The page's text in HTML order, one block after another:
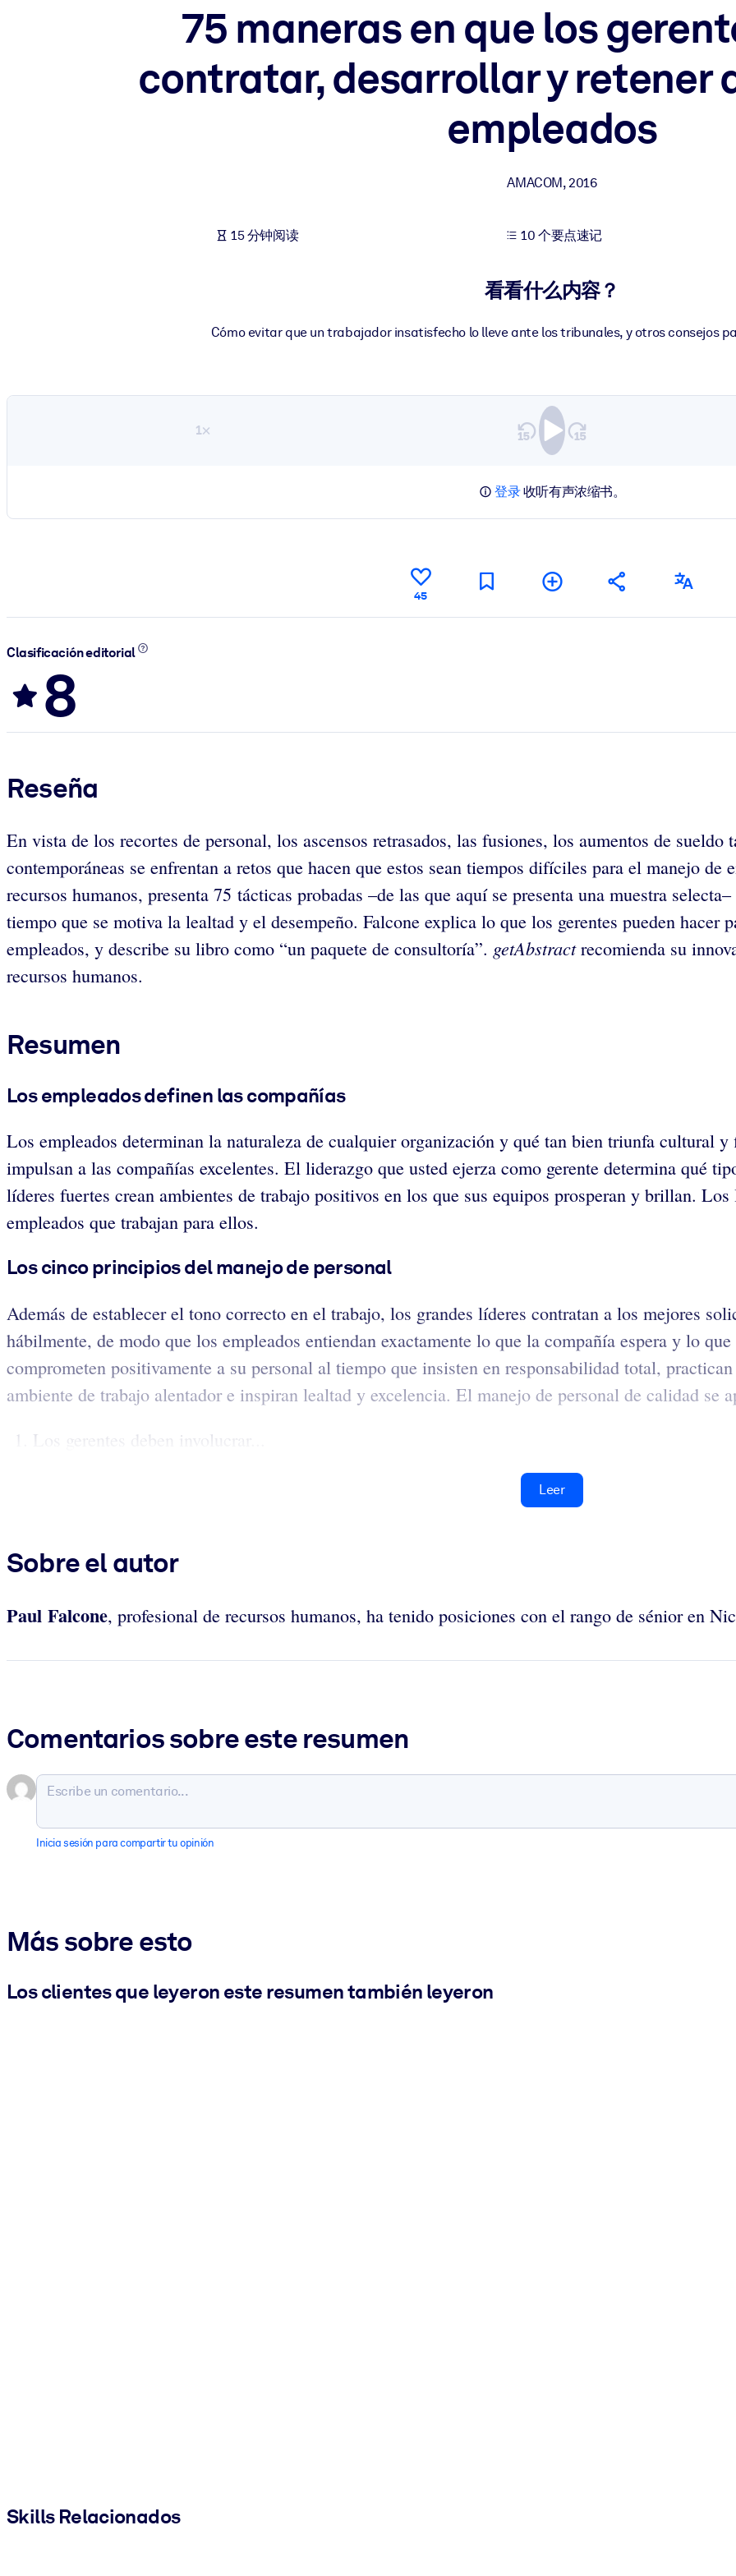
将简短且经过验证的知识引入您的 LMS/LXP，以获得更强的学习效果。
75 maneras en que los
contratar, desarrollar y retener
empleados
AMACOM,2016
15 分钟阅读 10 个要点速记
看看什么内容？
Cómo evitar que un trabajador insatisfecho lo lleve ante los tribunales, y otros consejos
1×
登录收听有声浓缩书。
45
Clasificación editorial
8
Reseña
En vista de los recortes de personal, los ascensos retrasados, las fusiones, los aumentos de
contemporáneas se enfrentan a retos que hacen que estos sean tiempos difíciles para el manejo de
recursos humanos, presenta 75 tácticas probadas –de las que aquí se presenta una muestra
tiempo que se motiva la lealtad y el desempeño. Falcone explica lo que los gerentes pueden hacer
empleados, y describe su libro como “un paquete de consultoría”. getAbstractrecomienda su
recursos humanos.
Resumen
Los empleados definen las compañías
Los empleados determinan la naturaleza de cualquier organización y qué tan bien triunfa cultural
impulsan a las compañías excelentes. El liderazgo que usted ejerza como gerente determina qué
líderes fuertes crean ambientes de trabajo positivos en los que sus equipos prosperan y brillan.
empleados que trabajan para ellos.
Los cinco principios del manejo de personal
Además de establecer el tono correcto en el trabajo, los grandes líderes contratan a los mejores
hábilmente, de modo que los empleados entiendan exactamente lo que la compañía espera y lo
comprometen positivamente a su personal al tiempo que insisten en responsabilidad total,
ambiente de trabajo alentador e inspiran lealtad y excelencia. El manejo de personal de calidad se
Los gerentes deben involucrar...
Leer
Sobre el autor
Paul Falcone, profesional de recursos humanos, ha tenido posiciones con el rango de sénior en
Comentarios sobre este resumen
Inicia sesión para compartir tu opinión
Más sobre esto
Los clientes que leyeron este resumen también leyeron
Skills Relacionados